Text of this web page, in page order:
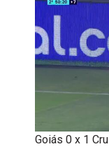
Goiás 0 x 1